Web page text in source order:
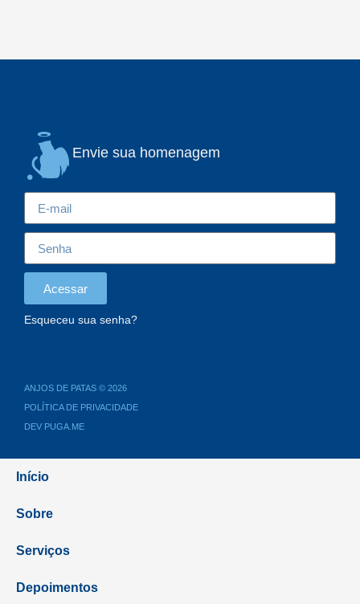
ANJOS DE PATAS © 2026
POLÍTICA DE PRIVACIDADE
DEV PUGA.ME
Envie sua homenagem
Acessar
Esqueceu sua senha?
Início
Sobre
Serviços
Depoimentos